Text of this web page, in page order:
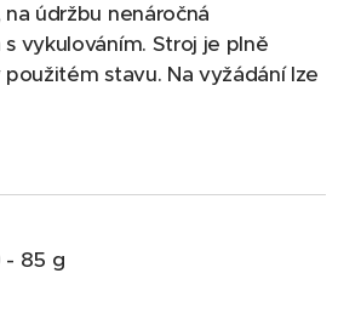
údržbu nenáročná
vykulováním. Stroj je plně
použitém stavu. Na vyžádání lze
- 85 g